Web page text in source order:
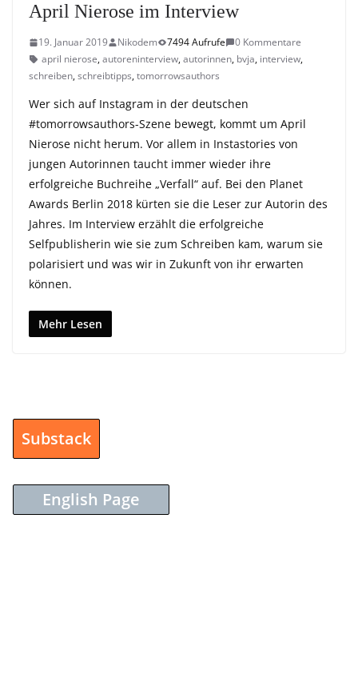
April Nierose im Interview
19. Januar 2019 Nikodem 7494 Aufrufe
0 Kommentare
april nierose,autoreninterview,autorinnen, bvja, interview,
schreiben,schreibtipps,tomorrowsauthors
Wer sich auf Instagram in der deutschen
#tomorrowsauthors-Szene bewegt, kommt um April
Nierose nicht herum. Vor allem in Instastories von
jungen Autorinnen taucht immer wieder ihre
erfolgreiche Buchreihe „Verfall“ auf. Bei den Planet
Awards Berlin 2018 kürten sie die Leser zur Autorin des
Jahres. Im Interview erzählt die erfolgreiche
Selfpublisherin wie sie zum Schreiben kam, warum sie
polarisiert und was wir in Zukunft von ihr erwarten
können.
Mehr Lesen
Substack
English Page